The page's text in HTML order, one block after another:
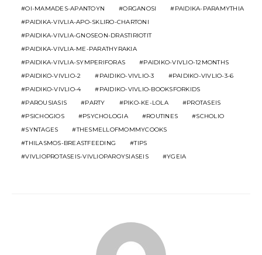
OI-MAMADES-APANTOYN
ORGANOSI
PAIDIKA-PARAMYTHIA
PAIDIKA-VIVLIA-APO-SKLIRO-CHARTONI
PAIDIKA-VIVLIA-GNOSEON-DRASTIRIOTIT
PAIDIKA-VIVLIA-ME-PARATHYRAKIA
PAIDIKA-VIVLIA-SYMPERIFORAS
PAIDIKO-VIVLIO-12MONTHS
PAIDIKO-VIVLIO-2
PAIDIKO-VIVLIO-3
PAIDIKO-VIVLIO-3-6
PAIDIKO-VIVLIO-4
PAIDIKO-VIVLIO-BOOKSFORKIDS
PAROUSIASIS
PARTY PIKO-KE-LOLA
PROTASEIS
PSICHOGIOS
PSYCHOLOGIA ROUTINES
SCHOLIO
SYNTAGES
THESMELLOFMOMMYCOOKS
THILASMOS-BREASTFEEDING
TIPS
VIVLIOPROTASEIS-VIVLIOPAROYSIASEIS
YGEIA